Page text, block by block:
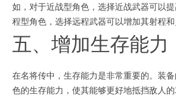
如，对于近战型角色，选择近战武器可以
程型角色，选择远程武器可以增加其射程和
五、增加生存能力
在名将传中，生存能力是非常重要的。装
色的生存能力，使其能够更好地抵挡敌人